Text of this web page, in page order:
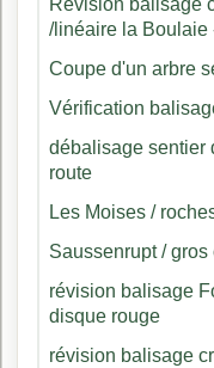
Révision balisage
/linéaire la Boulaie
Coupe d'un arbre
Vérification
débalisage sentier
route
Les Moises /
Saussenrupt /
révision balisage
disque rouge
révision balisage